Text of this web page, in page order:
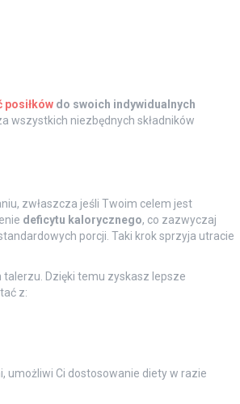
posiłkówdo swoich indywidualnych
wszystkich niezbędnych składników
zwłaszcza jeśli Twoim celem jest
deficytu kalorycznego, co zazwyczaj
porcji. Taki krok sprzyja utracie
Dzięki temu zyskasz lepsze
z:
umożliwi Ci dostosowanie diety w razie